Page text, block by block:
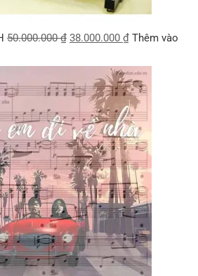
50.000.000₫ 38.000.000 ₫ Thêm vào